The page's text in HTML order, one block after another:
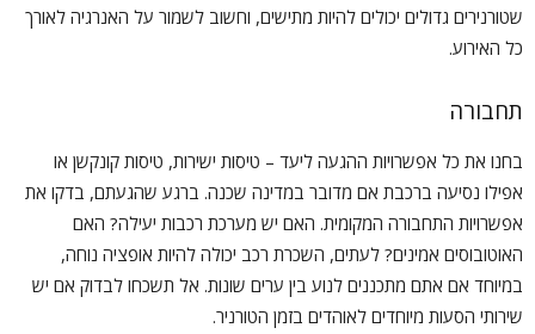
שטורנירים גדולים יכולים להיות מתישים, וחשוב לשמור על האנרגיה לאורך
כל האירוע.
תחבורה
בחנו את כל אפשרויות ההגעה ליעד – טיסות ישירות, טיסות קונקשן או
אפילו נסיעה ברכבת אם מדובר במדינה שכנה. ברגע שהגעתם, בדקו את
אפשרויות התחבורה המקומית. האם יש מערכת רכבות יעילה? האם
האוטובוסים אמינים? לעתים, השכרת רכב יכולה להיות אופציה נוחה,
במיוחד אם אתם מתכננים לנוע בין ערים שונות. אל תשכחו לבדוק אם יש
שירותי הסעות מיוחדים לאוהדים בזמן הטורניר.